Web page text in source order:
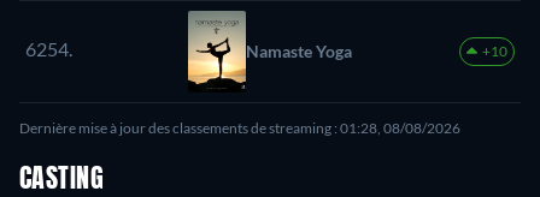
6254. Namaste Yoga +10
Dernière mise à jour des classements de streaming : 01:28, 08/08/2026
CASTING